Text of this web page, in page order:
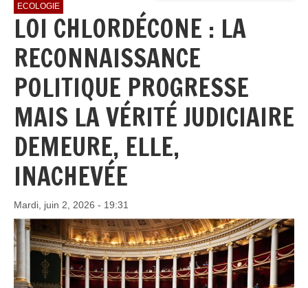
ECOLOGIE
LOI CHLORDÉCONE : LA
RECONNAISSANCE
POLITIQUE PROGRESSE
MAIS LA VÉRITÉ JUDICIAIRE
DEMEURE, ELLE,
INACHEVÉE
Mardi, juin 2, 2026 - 19:31